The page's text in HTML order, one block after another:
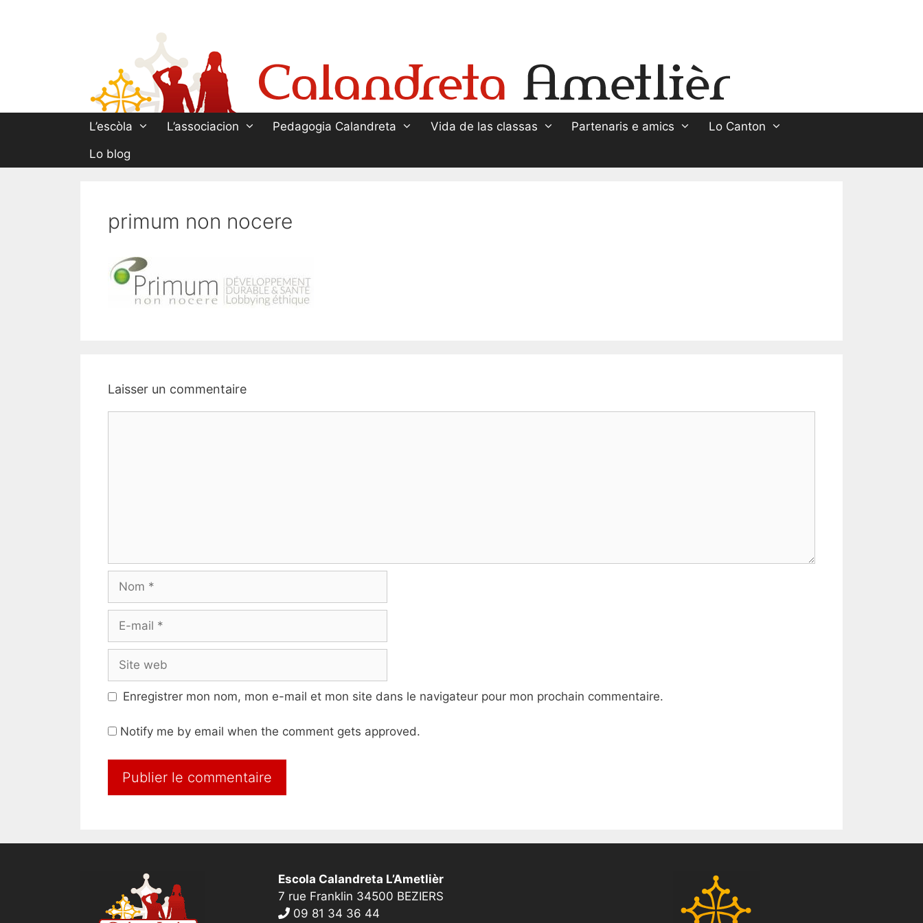
L’escòla L’associacion Pedagogia Calandreta Vida de las classas Partenaris e amics
Lo Canton
Lo blog
primum non nocere
Laisser un commentaire
Nom
Site
web
Enregistrer mon nom, mon e-mail et mon site dans le navigateur pour mon prochain commentaire.
Notify me by email when the comment gets approved.
Escola Calandreta L’Ametlièr
7 rue Franklin 34500 BEZIERS
09 81 34 36 44